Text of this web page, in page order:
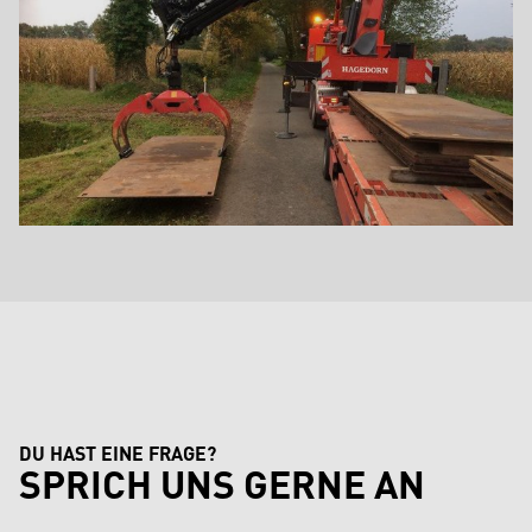
DU HAST EINE FRAGE?
SPRICH UNS GERNE AN